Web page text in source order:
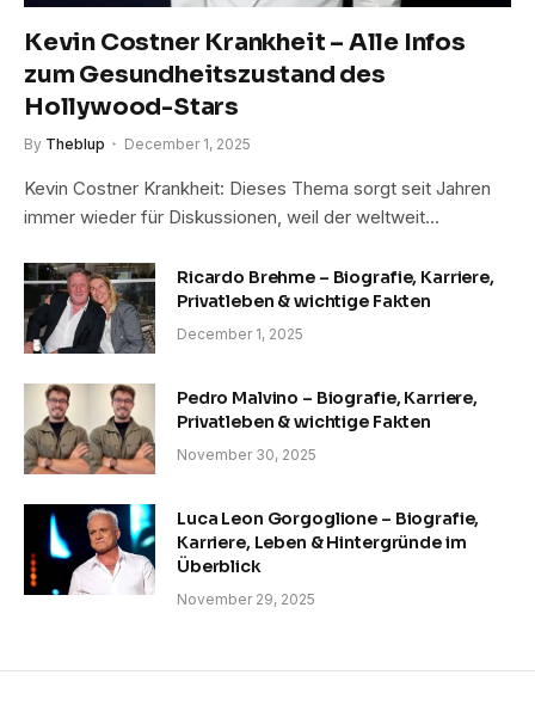
Kevin Costner Krankheit – Alle Infos
zum Gesundheitszustand des
Hollywood-Stars
By Theblup December 1, 2025
Kevin Costner Krankheit: Dieses Thema sorgt seit Jahren
immer wieder für Diskussionen, weil der weltweit…
Ricardo Brehme – Biografie, Karriere,
Privatleben & wichtige Fakten
December 1, 2025
Pedro Malvino – Biografie, Karriere,
Privatleben & wichtige Fakten
November 30, 2025
Luca Leon Gorgoglione – Biografie,
Karriere, Leben & Hintergründe im
Überblick
November 29, 2025